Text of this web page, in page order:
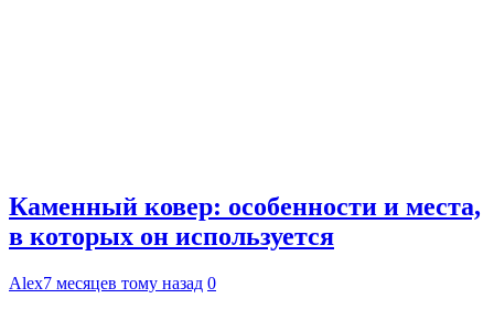
Каменный ковер: особенности и места,
в которых он используется
Alex7 месяцев тому назад 0